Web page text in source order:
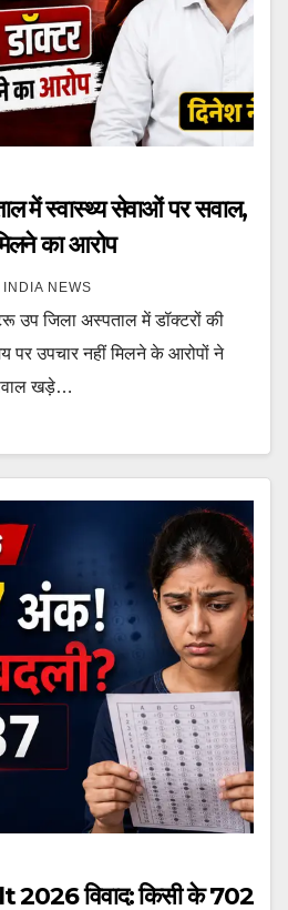
में स्वास्थ्य सेवाओं पर सवाल,
का आरोप
INDIA NEWS
उप जिला अस्पताल में डॉक्टरों की
पर उपचार नहीं मिलने के आरोपों ने
खड़े…
विवाद: किसी के 702